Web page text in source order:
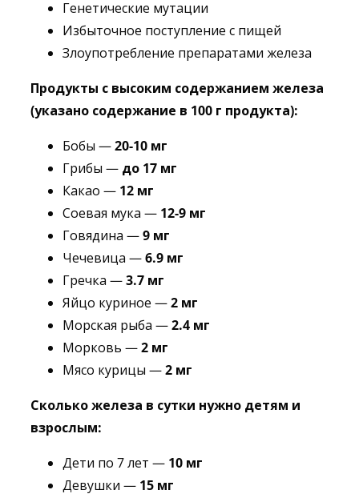
Генетические мутации
Избыточное поступление с пищей
Злоупотребление препаратами железа
Продукты с высоким содержанием железа
(указано содержание в 100 г продукта):
Бобы —20-10 мг
Грибы — до 17 мг
Какао — 12 мг
Соевая мука — 12-9 мг
Говядина —9 мг
Чечевица —6.9 мг
Гречка —3.7 мг
Яйцо куриное —2 мг
Морская рыба —2.4 мг
Морковь —2 мг
Мясо курицы —2 мг
Сколько железа в сутки нужно детям и
взрослым:
Дети по 7 лет — 10 мг
Девушки — 15 мг